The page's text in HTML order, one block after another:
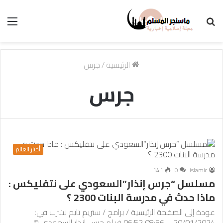
الرئيسية/جرس
جرس
أخبار العالم
islamic
0
141
مسلسل “جرس إنذار”السعودي على نتفليكس :
ماذا حدث في مدرسة البنات 2300 ؟
عودة إلى الصفحة الرئيسية / برامج / ستريم تايم نشرت في: